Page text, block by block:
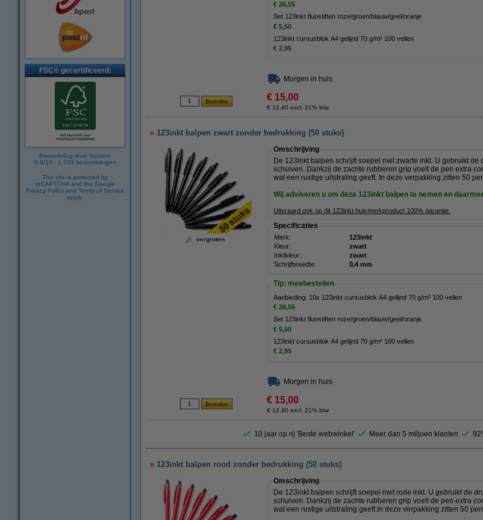
FSC® gecertificeerd:
Beoordeling door klanten:
8.8/10 - 1.799 beoordelingen
This site is protected by
reCAPTCHA and the Google
Privacy Policy and Terms of Service
apply.
€ 26,55
Set 123inkt fluostiften roze/groen/blauw/geel/oranje
€ 5,50
123inkt cursusblok A4 gelijnd 70 g/m² 100 vellen
€ 2,95
Morgen in huis
€ 15,00
€ 12,40 excl. 21% btw
123inkt balpen zwart zonder bedrukking (50 stuks)
vergroten
Omschrijving
De 123inkt balpen schrijft soepel met zwarte inkt. U gebruikt
schuiven. Dankzij de zachte rubberen grip voelt de pen extra
wat een rustige uitstraling geeft. In deze verpakking zitten 50
Wij adviseren u om deze 123inkt balpen te nemen en
Uiteraard ook op dit 123inkt huismerkproduct 100% garantie.
Specificaties
Merk: 123inkt
Kleur:
zwart
Inktkleur:
zwart
Schrijfbreedte:
0,4 mm
Tip: meebestellen
Aanbieding: 10x 123inkt cursusblok A4 gelijnd 70 g/m² 100 vellen
€ 26,55
Set 123inkt fluostiften roze/groen/blauw/geel/oranje
€ 5,50
123inkt cursusblok A4 gelijnd 70 g/m² 100 vellen
€ 2,95
Morgen in huis
€ 15,00
€ 12,40 excl. 21% btw
10 jaar op rij 'Beste webwinkel' Meer dan 5 miljoen klanten
123inkt balpen rood zonder bedrukking (50 stuks)
Omschrijving
De 123inkt balpen schrijft soepel met rode inkt. U gebruikt de
schuiven. Dankzij de zachte rubberen grip voelt de pen extra
wat een rustige uitstraling geeft.In deze verpakking zitten 50